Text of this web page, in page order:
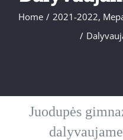
Home / 2021-2022,
/
Juodupės